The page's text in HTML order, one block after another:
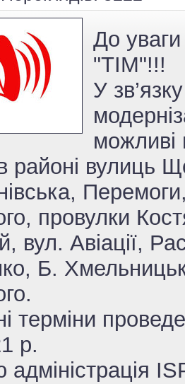
До
"ТІМ"!!!
У
можливі
районі вулиць
провулки
вул. Авіації,
Б.
терміни
р.
адміністрація